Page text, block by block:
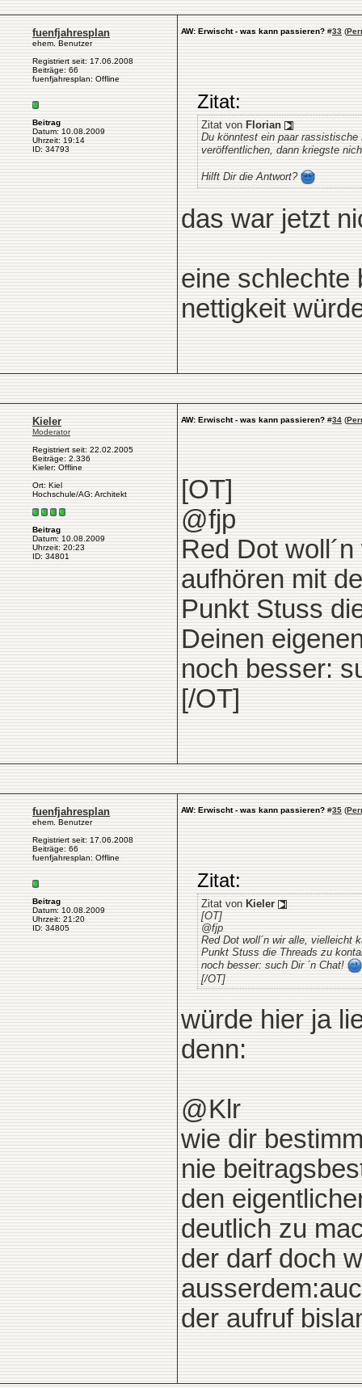
fuenfjahresplan
ehem. Benutzer
Registriert seit: 17.06.2008
Beiträge: 66
fuenfjahresplan: Offline
Beitrag
Datum: 10.08.2009
Uhrzeit: 19:14
ID: 34793
AW: Erwischt - was kann passieren? #33 (
Zitat:
Zitat von Florian
Du könntest ein paar
veröffentlichen, dann kriegste
Hilft Dir die Antwort?
das war jetzt
eine schlechte
nettigkeit
Kieler
Moderator
Registriert seit: 22.02.2005
Beiträge: 2.336
Kieler: Offline
Ort: Kiel
Hochschule/AG: Architekt
Beitrag
Datum: 10.08.2009
Uhrzeit: 20:23
ID: 34801
AW: Erwischt - was kann passieren? #34 (
[OT]
@fjp
Red Dot
aufhören mit
Punkt Stuss
Deinen
noch besser:
[/OT]
fuenfjahresplan
ehem. Benutzer
Registriert seit: 17.06.2008
Beiträge: 66
fuenfjahresplan: Offline
Beitrag
Datum: 10.08.2009
Uhrzeit: 21:20
ID: 34805
AW: Erwischt - was kann passieren? #35 (
Zitat:
Zitat von Kieler
[OT]
@fjp
Red Dot woll´n wir alle, vielleicht
Punkt Stuss die Threads zu
noch besser: such Dir ´n Chat!
[/OT]
würde hier ja
denn:
@Klr
wie dir
nie
den
deutlich zu
der darf doch
der aufruf